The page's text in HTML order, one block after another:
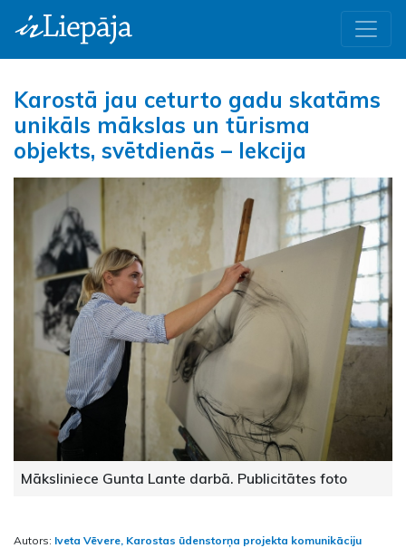
Karostā jau ceturto gadu skatāms
unikāls mākslas un tūrisma
objekts, svētdienās – lekcija
Māksliniece Gunta Lante darbā. Publicitātes foto
Autors: Iveta Vēvere, Karostas ūdenstorņa projekta komunikāciju